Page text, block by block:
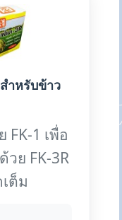
ำหรับข้าว
FK-1 เพื่อ
วย FK-3R
ต็ม